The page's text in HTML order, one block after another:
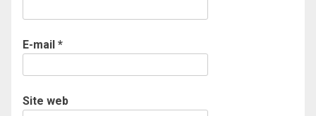
E-mail *
Site web